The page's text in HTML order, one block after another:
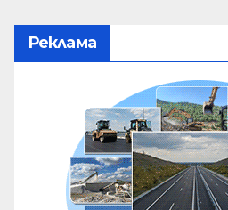
Реклама